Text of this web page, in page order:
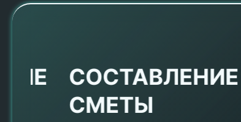
СОСТАВЛЕНИЕ
СМЕТЫ